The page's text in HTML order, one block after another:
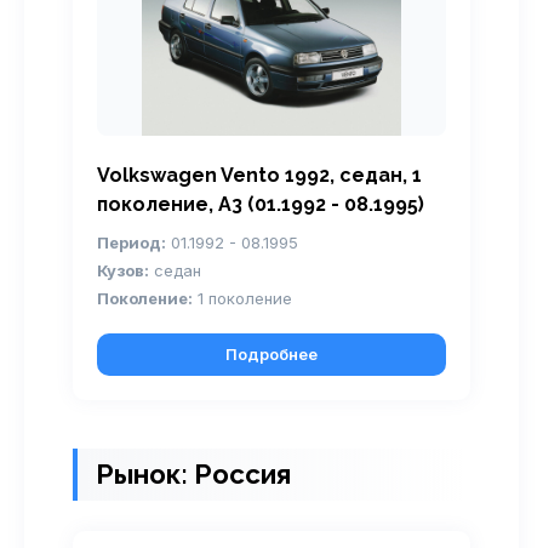
Volkswagen Vento 1992, седан, 1
поколение, A3 (01.1992 - 08.1995)
Период: 01.1992 - 08.1995
Кузов: седан
Поколение: 1 поколение
Подробнее
Рынок: Россия